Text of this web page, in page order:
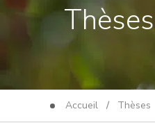
Thèses
Accueil / Thèses